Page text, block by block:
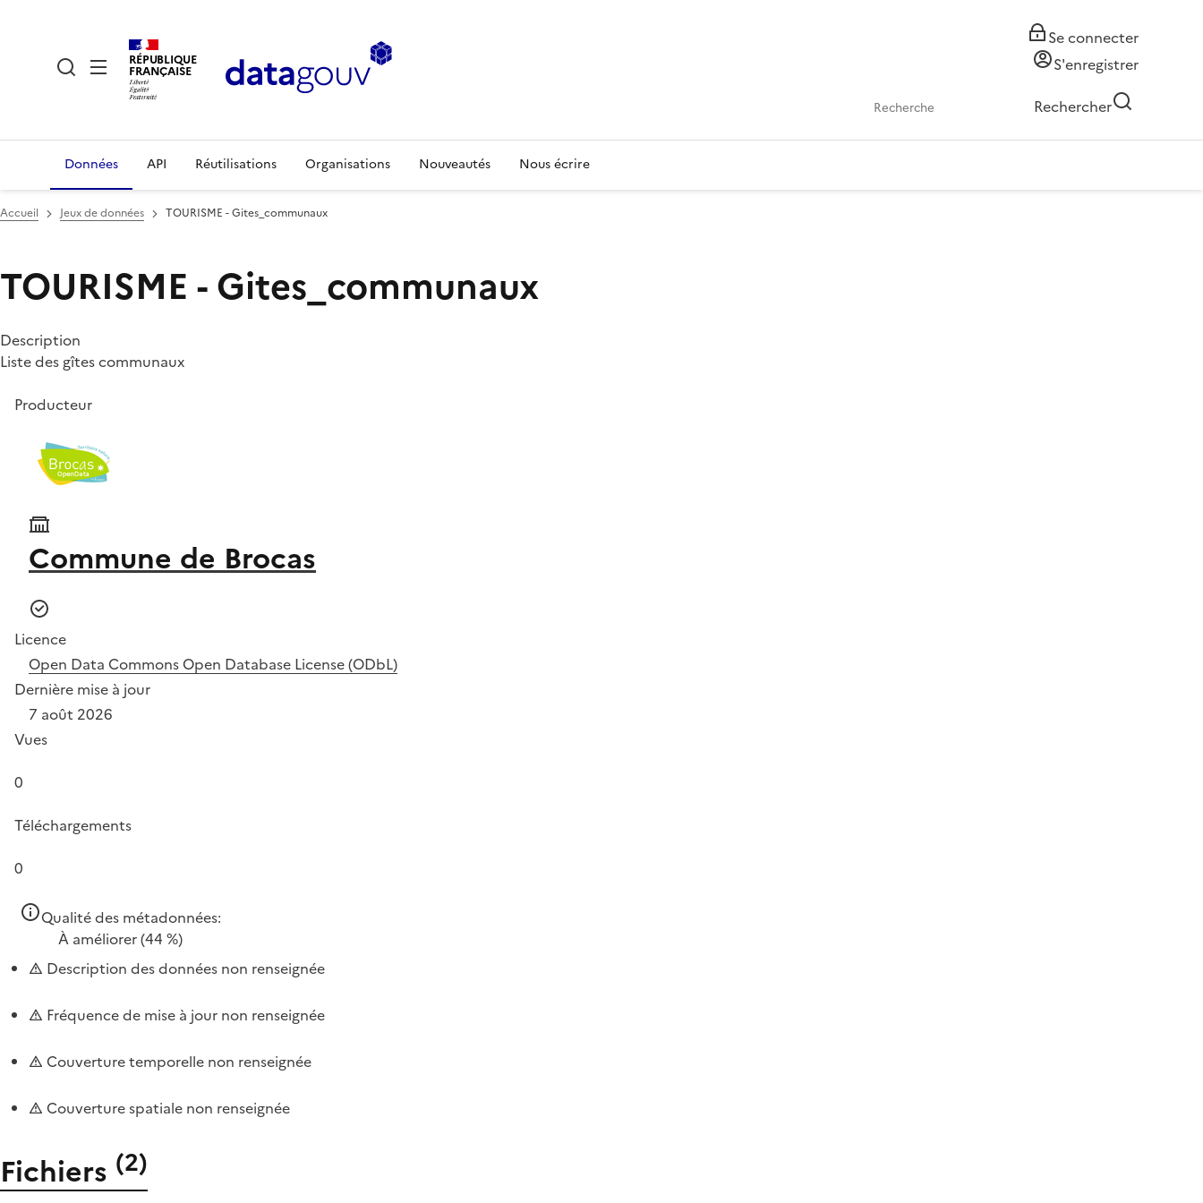
RÉPUBLIQUE
FRANÇAISE
Se connecter
S'enregistrer
Rechercher
Données API Réutilisations Organisations Nouveautés Nous écrire
Accueil Jeux de données TOURISME - Gites_communaux
TOURISME - Gites_communaux
Description
Liste des gîtes communaux
Producteur
Commune de Brocas
Licence
Open Data Commons Open Database License (ODbL)
Dernière mise à jour
7 août 2026
Vues
0
Téléchargements
0
Qualité des métadonnées:
À améliorer(44 %)
Description des données non renseignée
Fréquence de mise à jour non renseignée
Couverture temporelle non renseignée
Couverture spatiale non renseignée
Fichiers (2)